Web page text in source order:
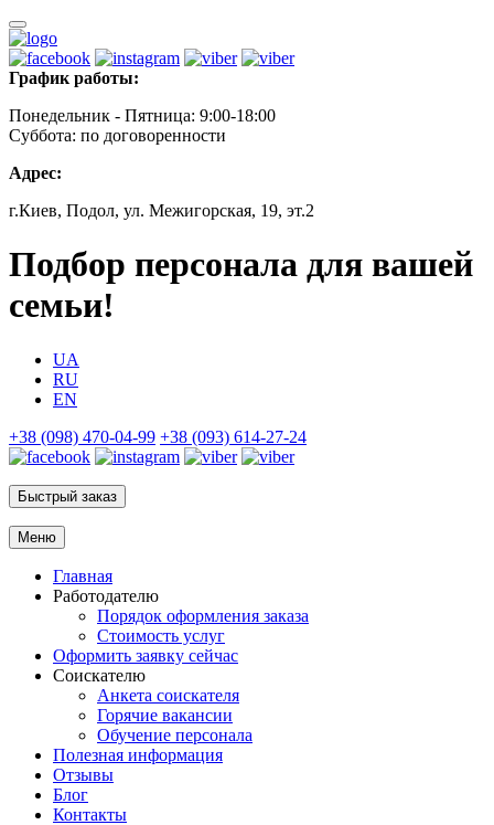
График работы:
Понедельник - Пятница: 9:00-18:00
Суббота: по договоренности
Адрес:
г.Киев, Подол, ул. Межигорская, 19, эт.2
Подбор персонала для вашей
семьи!
UA
RU
EN
+38 (098) 470-04-99 +38 (093) 614-27-24
Быстрый заказ
Меню
Главная
Работодателю
Порядок оформления заказа
Стоимость услуг
Оформить заявку сейчас
Соискателю
Анкета соискателя
Горячие вакансии
Обучение персонала
Полезная информация
Отзывы
Блог
Контакты